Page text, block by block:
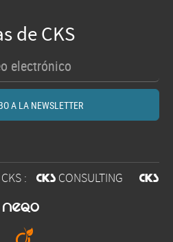
de CKS
: @ CONSULTING @
O